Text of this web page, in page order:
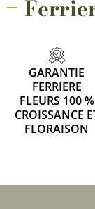
GARANTIE
FERRIERE
FLEURS 100 %
CROISSANCE
FLORAISON